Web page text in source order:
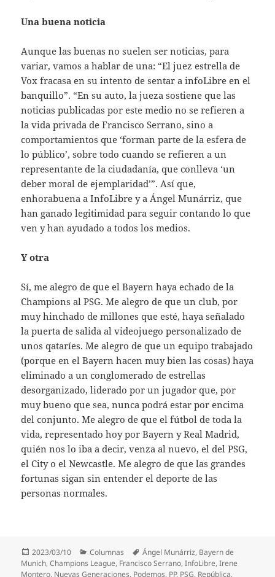
Una buena noticia
Aunque las buenas no suelen ser noticias, para
variar, vamos a hablar de una: “El juez estrella de
Vox fracasa en su intento de sentar a infoLibre en el
banquillo”. “En su auto, la jueza sostiene que las
noticias publicadas por este medio no se refieren a
la vida privada de Francisco Serrano, sino a
comportamientos que ‘forman parte de la esfera de
lo público’, sobre todo cuando se refieren a un
representante de la ciudadanía, que conlleva ‘un
deber moral de ejemplaridad’”. Así que,
enhorabuena a InfoLibre y a Ángel Munárriz, que
han ganado legitimidad para seguir contando lo que
ven y han ayudado a todos los medios.
Y otra
Sí, me alegro de que el Bayern haya echado de la
Champions al PSG. Me alegro de que un club, por
muy hinchado de millones que esté, haya señalado
la puerta de salida al videojuego personalizado de
unos qataríes. Me alegro de que un equipo trabajado
(porque en el Bayern hacen muy bien las cosas) haya
eliminado a un conglomerado de estrellas
desorganizado, liderado por un jugador que, por
muy bueno que sea, nunca podrá estar por encima
del conjunto. Me alegro de que el fútbol de toda la
vida, representado hoy por Bayern y Real Madrid,
quién nos lo iba a decir, venza al nuevo, el del PSG,
el City o el Newcastle. Me alegro de que las grandes
fortunas sigan sin entender el deporte de las
personas normales.
Publicado
el
2023/03/10 Categorías
Columnas Etiquetas
Ángel Munárriz, Bayern de
Munich,Champions League, Francisco Serrano,InfoLibre,Irene
Montero, Nuevas Generaciones, Podemos, PP, PSG, República,